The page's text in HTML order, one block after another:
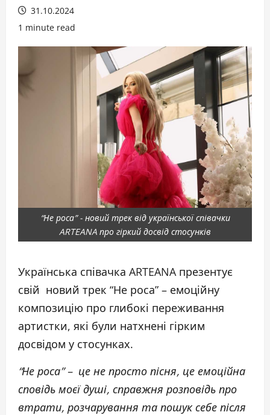
31.10.2024
1 minute read
“Не роса” - новий трек від української співачки
ARTEANA про гіркий досвід стосунків
Українська співачка ARTEANA презентує
свій новий трек “Не роса” – емоційну
композицію про глибокі переживання
артистки, які були натхнені гірким
досвідом у стосунках.
“Не роса” – це не просто пісня, це емоційна
сповідь моєї душі, справжня розповідь про
втрати, розчарування та пошук себе після